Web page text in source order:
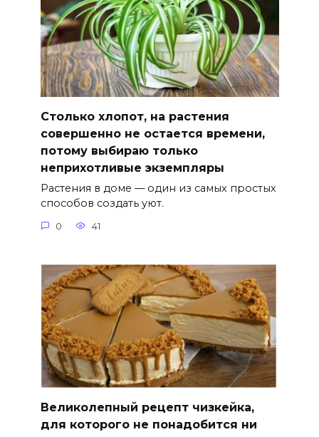
Столько хлопот, на растения
совершенно не остается времени,
потому выбираю только
неприхотливые экземпляры
Растения в доме — один из самых простых
способов создать уют.
0 41
Великолепный рецепт чизкейка,
для которого не понадобится ни